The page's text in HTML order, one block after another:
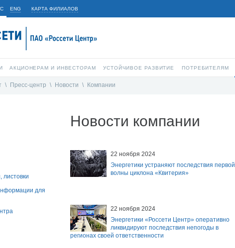
ENG КАРТА ФИЛИАЛОВ
АКЦИОНЕРАМ И ИНВЕСТОРАМ УСТОЙЧИВОЕ РАЗВИТИЕ ПОТРЕБИТЕЛЯМ
\ Пресс-центр \ Новости \ Компании
для
Новости компании
22 ноября 2024
Энергетики устраняют последствия первой
волны циклона «Квитерия»
22 ноября 2024
Энергетики «Россети Центр» оперативно
ликвидируют последствия непогоды в
регионах своей ответственности